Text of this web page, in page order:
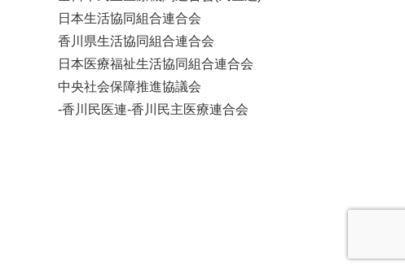
日本生活協同組合連合会
香川県生活協同組合連合会
日本医療福祉生活協同組合連合会
中央社会保障推進協議会
-香川民医連-香川民主医療連合会